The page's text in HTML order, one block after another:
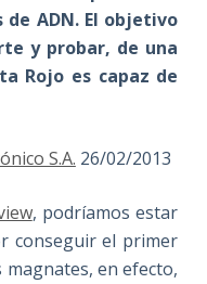
de ADN. El objetivo
y probar, de una
Rojo es capaz de
S.A. 26/02/2013
, podríamos estar
conseguir el primer
en efecto,